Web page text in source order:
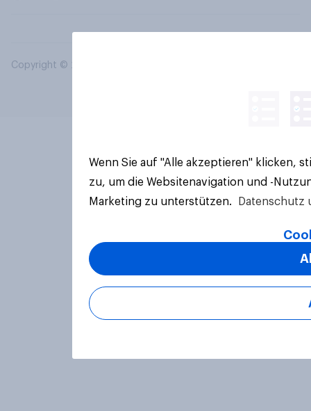
Copyright © 2026 YouGov PLC. Alle Rechte vorbehalten.
Wenn Sie auf "Alle akzeptieren" klicken,
zu, um die Websitenavigation und -
Marketing zu unterstützen.
Datenschutz